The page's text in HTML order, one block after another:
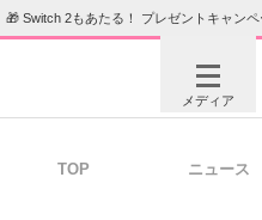
🎁 Switch 2もあたる！ プレゼントキャンペ
メディア
TOP ニュース